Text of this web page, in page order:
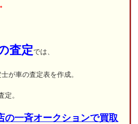
査定では、
が車の査定表を作成。
定。
の一斉オークションで買取